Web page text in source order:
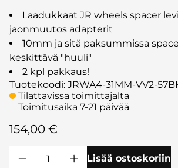
Laadukkaat JR wheels spacer
jaonmuutos adapterit
10mm ja sitä paksummissa
keskittävä "huuli"
2 kpl pakkaus!
Tuotekoodi: JRWA4-31MM-VV2-
Tilattavissa toimittajalta
Toimitusaika 7-21 päivää
154,00 €
Lisää ostoskoriin